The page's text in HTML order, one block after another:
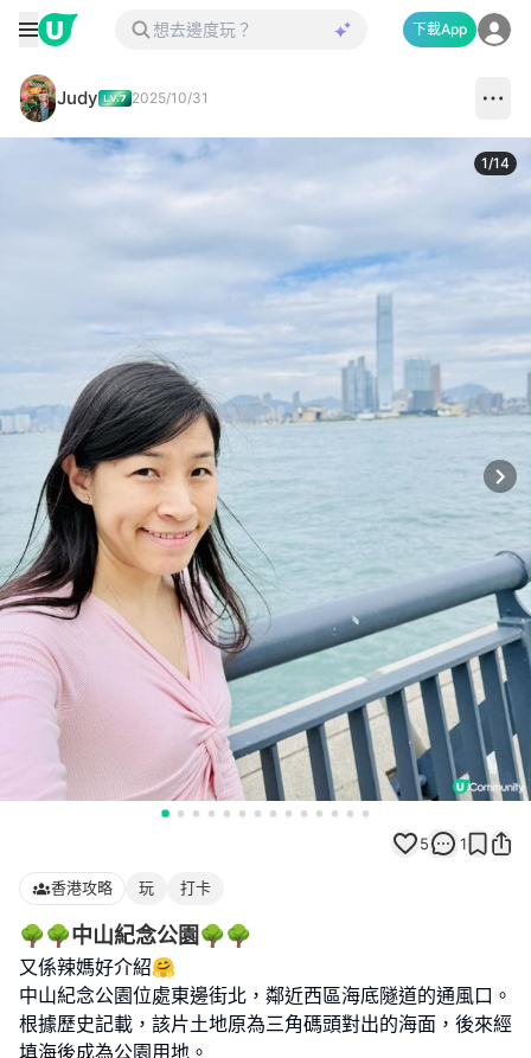
下載App
Judy 2025/10/31
1/14
5 1
香港攻略 玩 打卡
🌳🌳中山紀念公園🌳🌳
又係辣媽好介紹🤗
中山紀念公園位處東邊街北，鄰近西區海底隧道的通風口。
根據歷史記載，該片土地原為三角碼頭對出的海面，後來經
填海後成為公園用地。